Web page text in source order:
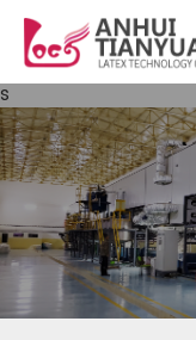
s